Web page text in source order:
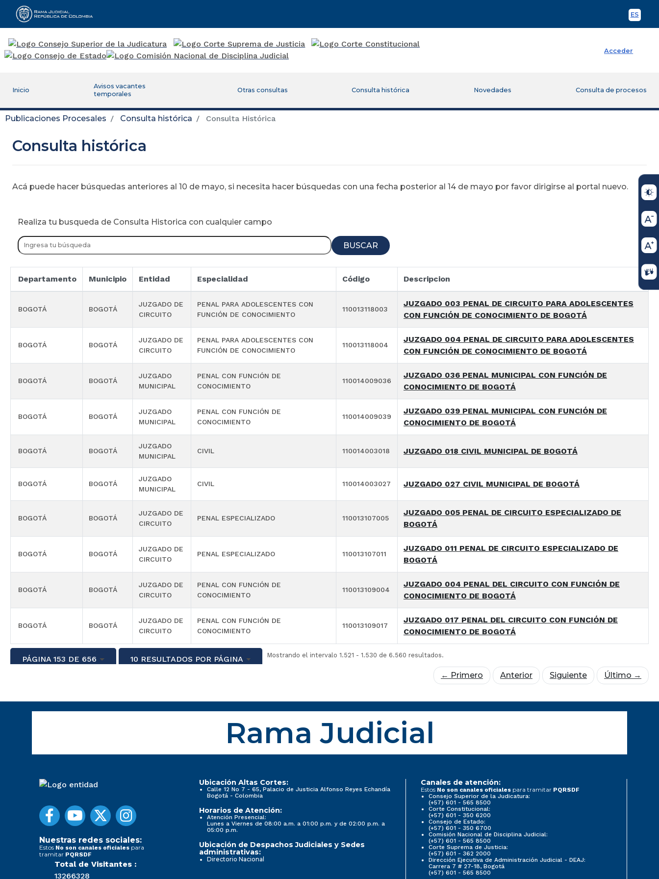
ES
Rama Judicial
Acceder
Inicio
Avisos vacantes
temporales
Otras consultas Consulta histórica Novedades Consulta de procesos
Publicaciones Procesales Consulta histórica Consulta Histórica
Consulta histórica
Acá puede hacer búsquedas anteriores al 10 de mayo, si necesita hacer búsquedas con una fecha posterior al 14 de mayo por favor dirigirse al portal nuevo.
Realiza tu busqueda de Consulta Historica con cualquier campo
BUSCAR
Departamento Municipio Entidad Especialidad Código Descripcion
BOGOTÁ BOGOTÁ
JUZGADO DE
CIRCUITO
PENAL PARA ADOLESCENTES CON
FUNCIÓN DE CONOCIMIENTO
110013118003
JUZGADO 003 PENAL DE CIRCUITO PARA ADOLESCENTES
CON FUNCIÓN DE CONOCIMIENTO DE BOGOTÁ
BOGOTÁ BOGOTÁ
JUZGADO DE
CIRCUITO
PENAL PARA ADOLESCENTES CON
FUNCIÓN DE CONOCIMIENTO
110013118004
JUZGADO 004 PENAL DE CIRCUITO PARA ADOLESCENTES
CON FUNCIÓN DE CONOCIMIENTO DE BOGOTÁ
BOGOTÁ BOGOTÁ
JUZGADO
MUNICIPAL
PENAL CON FUNCIÓN DE
CONOCIMIENTO
110014009036
JUZGADO 036 PENAL MUNICIPAL CON FUNCIÓN DE
CONOCIMIENTO DE BOGOTÁ
BOGOTÁ BOGOTÁ
JUZGADO
MUNICIPAL
PENAL CON FUNCIÓN DE
CONOCIMIENTO
110014009039
JUZGADO 039 PENAL MUNICIPAL CON FUNCIÓN DE
CONOCIMIENTO DE BOGOTÁ
BOGOTÁ BOGOTÁ
JUZGADO
MUNICIPAL
CIVIL 110014003018 JUZGADO 018 CIVIL MUNICIPAL DE BOGOTÁ
BOGOTÁ BOGOTÁ
JUZGADO
MUNICIPAL
CIVIL 110014003027 JUZGADO 027 CIVIL MUNICIPAL DE BOGOTÁ
BOGOTÁ BOGOTÁ
JUZGADO DE
CIRCUITO
PENAL ESPECIALIZADO 110013107005
JUZGADO 005 PENAL DE CIRCUITO ESPECIALIZADO DE
BOGOTÁ
BOGOTÁ BOGOTÁ
JUZGADO DE
CIRCUITO
PENAL ESPECIALIZADO 110013107011
JUZGADO 011 PENAL DE CIRCUITO ESPECIALIZADO DE
BOGOTÁ
BOGOTÁ BOGOTÁ
JUZGADO DE
CIRCUITO
PENAL CON FUNCIÓN DE
CONOCIMIENTO
110013109004
JUZGADO 004 PENAL DEL CIRCUITO CON FUNCIÓN DE
CONOCIMIENTO DE BOGOTÁ
BOGOTÁ BOGOTÁ
JUZGADO DE
CIRCUITO
PENAL CON FUNCIÓN DE
CONOCIMIENTO
110013109017
JUZGADO 017 PENAL DEL CIRCUITO CON FUNCIÓN DE
CONOCIMIENTO DE BOGOTÁ
PÁGINA 153 DE 656 10 RESULTADOS POR PÁGINA Mostrando el intervalo 1.521 - 1.530 de 6.560 resultados.
← Primero Anterior Siguiente Último →
Rama Judicial
Nuestras redes sociales:
Estos No son canales oficiales para
tramitar PQRSDF
Total de Visitantes :
13266328
Ubicación Altas Cortes:
Calle 12 No 7 - 65, Palacio de Justicia Alfonso Reyes Echandía
Bogotá - Colombia
Horarios de Atención:
Atención Presencial:
Lunes a Viernes de 08:00 a.m. a 01:00 p.m. y de 02:00 p.m. a
05:00 p.m.
Ubicación de Despachos Judiciales y Sedes
administrativas:
Directorio Nacional
Canales de atención:
Estos No son canales oficiales para tramitar PQRSDF
Consejo Superior de la Judicatura:
(+57) 601 - 565 8500
Corte Constitucional:
(+57) 601 - 350 6200
Consejo de Estado:
(+57) 601 - 350 6700
Comisión Nacional de Disciplina Judicial:
(+57) 601 - 565 8500
Corte Suprema de Justicia:
(+57) 601 - 362 2000
Dirección Ejecutiva de Administración Judicial - DEAJ:
Carrera 7 # 27-18, Bogotá
(+57) 601 - 565 8500